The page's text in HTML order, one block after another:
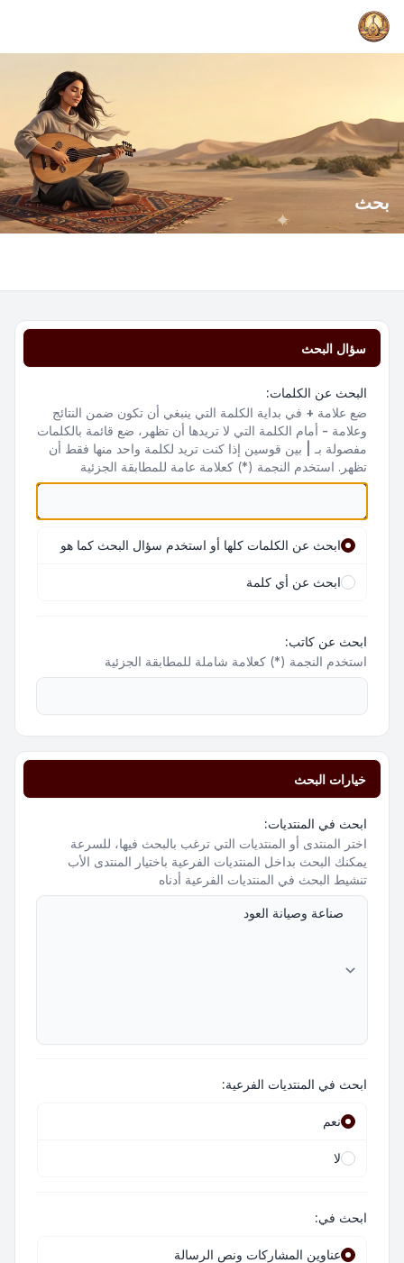
بحث
سؤال البحث
البحث عن الكلمات:
ضع علامة + في بداية الكلمة التي ينبغي أن تكون ضمن النتائج
وعلامة - أمام الكلمة التي لا تريدها أن تظهر، ضع قائمة بالكلمات
مفصولة بـ
بين قوسين إذا كنت تريد لكلمة واحد منها فقط أن
تظهر. استخدم النجمة (*) كعلامة عامة للمطابقة الجزئية
ابحث عن الكلمات كلها أو استخدم سؤال البحث كما هو
ابحث عن أي كلمة
ابحث عن كاتب:
استخدم النجمة (*) كعلامة شاملة للمطابقة الجزئية
خيارات البحث
ابحث في المنتديات:
اختر المنتدى أو المنتديات التي ترغب بالبحث فيها، للسرعة
يمكنك البحث بداخل المنتديات الفرعية باختيار المنتدى الأب
تنشيط البحث في المنتديات الفرعية أدناه
ابحث في المنتديات الفرعية:
نعم
لا
ابحث في:
عناوين المشاركات ونص الرسالة